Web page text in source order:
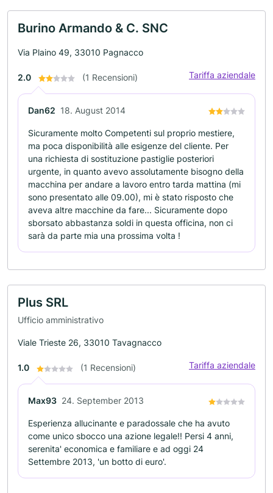
Burino Armando & C. SNC
Via Plaino 49, 33010 Pagnacco
2.0 (1 Recensioni) Tariffa aziendale
Dan62 18. August 2014
Sicuramente molto Competenti sul proprio mestiere,
ma poca disponibilità alle esigenze del cliente. Per
una richiesta di sostituzione pastiglie posteriori
urgente, in quanto avevo assolutamente bisogno della
macchina per andare a lavoro entro tarda mattina (mi
sono presentato alle 09.00), mi è stato risposto che
aveva altre macchine da fare... Sicuramente dopo
sborsato abbastanza soldi in questa officina, non ci
sarà da parte mia una prossima volta !
Plus SRL
Ufficio amministrativo
Viale Trieste 26, 33010 Tavagnacco
1.0 (1 Recensioni) Tariffa aziendale
Max93 24. September 2013
Esperienza allucinante e paradossale che ha avuto
come unico sbocco una azione legale!! Persi 4 anni,
serenita' economica e familiare e ad oggi 24
Settembre 2013, 'un botto di euro'.